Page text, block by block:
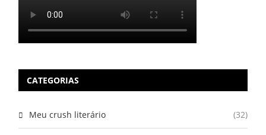
CATEGORIAS
Meu crush literário (32)